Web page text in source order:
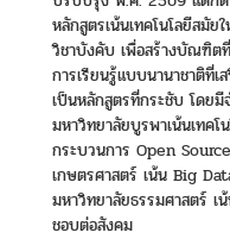
หลักสูตรเน้นเทคโนโลยีส
วิชาบังคับ เพื่อสร้างบัณฑิต
การเรียนรู้แบบนานาชาติที่
เป็นหลักสูตรที่กระชับ โดย
มหาวิทยาลัยบูรพาเน้นเทค
กระบวนการ Open
เกษตรศาสตร์ เน้น Big
มหาวิทยาลัยธรรมศาสตร์ เ
ชอบต่อสังคม